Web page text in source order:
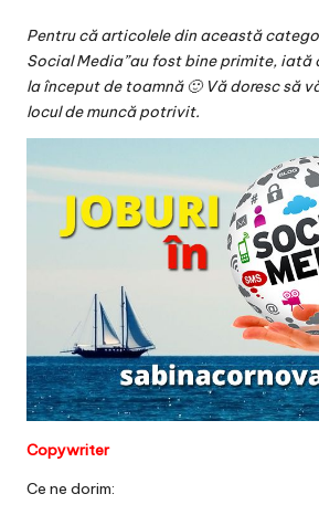
n
o
v
a
c
Pentru că articolele din această
Social Media”au fost bine primite, iată
la început de toamnă 🙂 Vă doresc să
locul de muncă potrivit.
Copywriter
Ce ne dorim: